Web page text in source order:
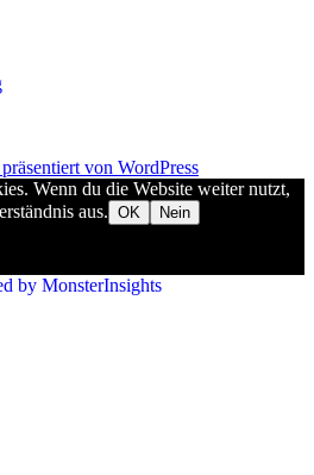
von WordPress
Wenn du die Website weiter nutzt,
aus. OK
Nein